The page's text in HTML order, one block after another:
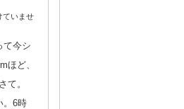
ていませ
て今シ
ほど、
て。
。6時